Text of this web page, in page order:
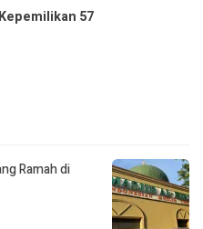
57
Ramah di